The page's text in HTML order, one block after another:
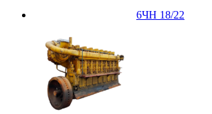
6ЧН 18/22